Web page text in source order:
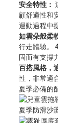
安全特性：
顧舒適性和
運動過程中
如雲朵般柔
行走體驗。
固而有支撐
百搭風格，
性，非常適
夏季必備的